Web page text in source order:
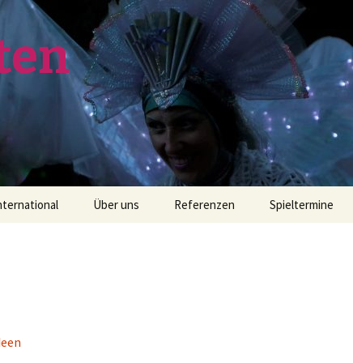
Comedians/Walkacts
Über uns Referenzen Spieltermine